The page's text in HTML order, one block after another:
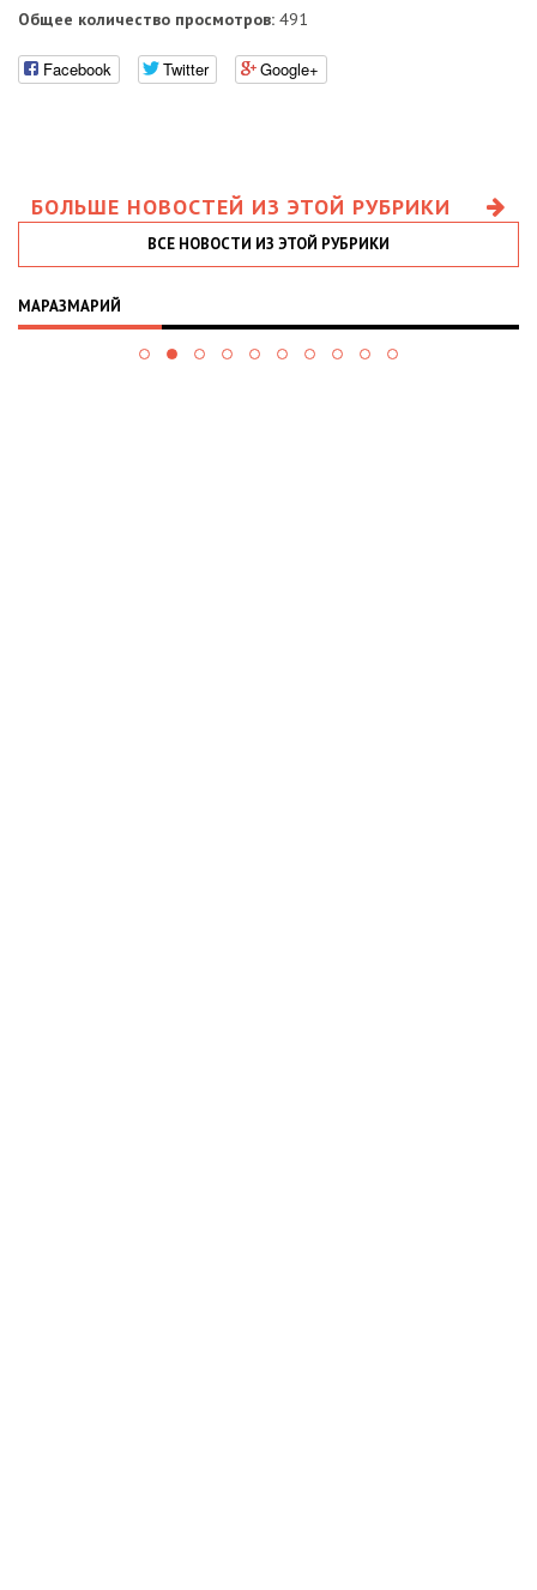
Общее количество просмотров: 491
Facebook Twitter Google+
БОЛЬШЕ НОВОСТЕЙ ИЗ ЭТОЙ РУБРИКИ
ВСЕ НОВОСТИ ИЗ ЭТОЙ РУБРИКИ
МАРАЗМАРИЙ